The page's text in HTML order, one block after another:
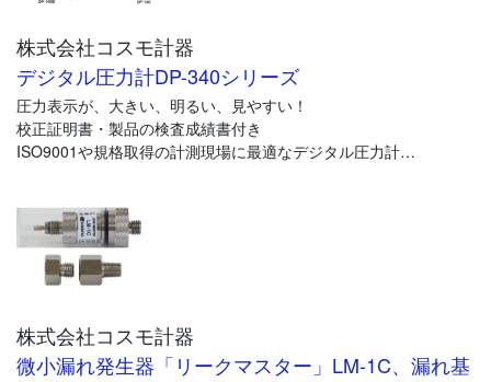
株式会社コスモ計器
デジタル圧力計DP-340シリーズ
圧力表示が、大きい、明るい、見やすい！
校正証明書・製品の検査成績書付き
ISO9001や規格取得の計測現場に最適なデジタル圧力計
株式会社コスモ計器
微小漏れ発生器「リークマスター」LM-1C、漏れ基